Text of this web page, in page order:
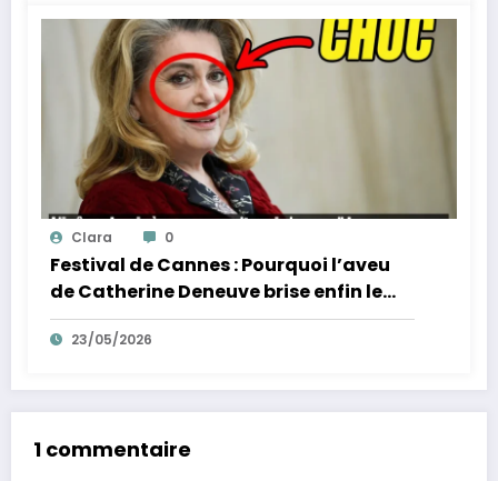
Clara 0
Festival de Cannes : Pourquoi l’aveu
de Catherine Deneuve brise enfin le
mythe de la Croisette
23/05/2026
1 commentaire